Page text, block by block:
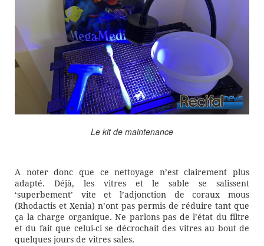
Le kit de maintenance
A noter donc que ce nettoyage n’est clairement plus
adapté. Déjà, les vitres et le sable se salissent
‘superbement’ vite et l’adjonction de coraux mous
(Rhodactis et Xenia) n’ont pas permis de réduire tant que
ça la charge organique. Ne parlons pas de l’état du filtre
et du fait que celui-ci se décrochait des vitres au bout de
quelques jours de vitres sales.